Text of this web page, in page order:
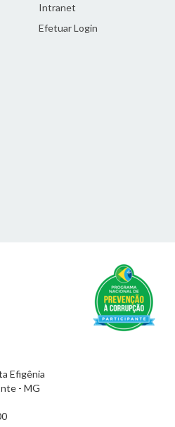
Intranet
Efetuar Login
Efigênia
- MG